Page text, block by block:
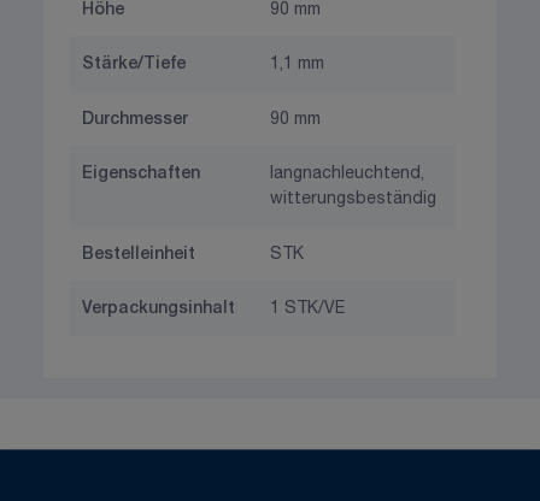
Höhe 90 mm
Stärke/Tiefe 1,1 mm
Durchmesser 90 mm
Eigenschaften
langnachleuchtend,
witterungsbeständig
Bestelleinheit STK
Verpackungsinhalt 1 STK/VE